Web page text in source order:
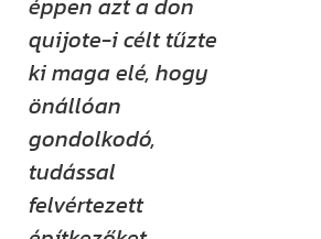
éppen azt a don
quijote-i célt tűzte
ki maga elé, hogy
önállóan
gondolkodó,
tudással
felvértezett